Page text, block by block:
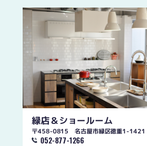
緑店＆ショールーム
〒458-0815 名古屋市緑区徳重1-1421
052-877-1266